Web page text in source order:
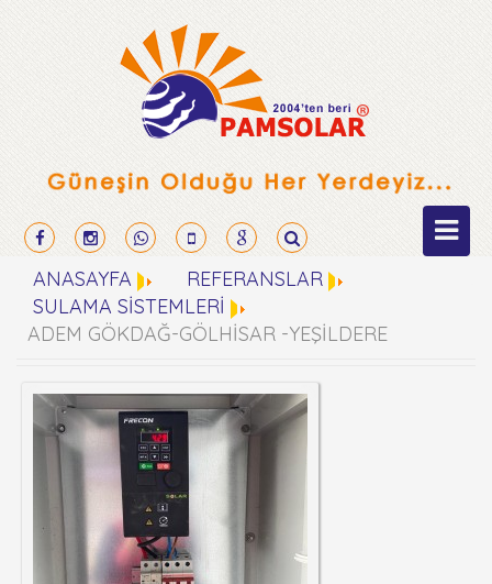
ANASAYFA
REFERANSLAR
SULAMA SİSTEMLERİ
ADEM GÖKDAĞ-GÖLHİSAR -YEŞİLDERE